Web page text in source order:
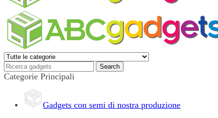
Categorie Principali
Gadgets con semi di nostra produzione